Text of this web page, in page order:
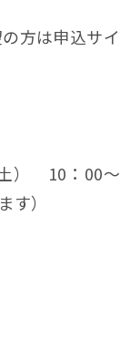
方は申込サイ
） 10：00～
す）